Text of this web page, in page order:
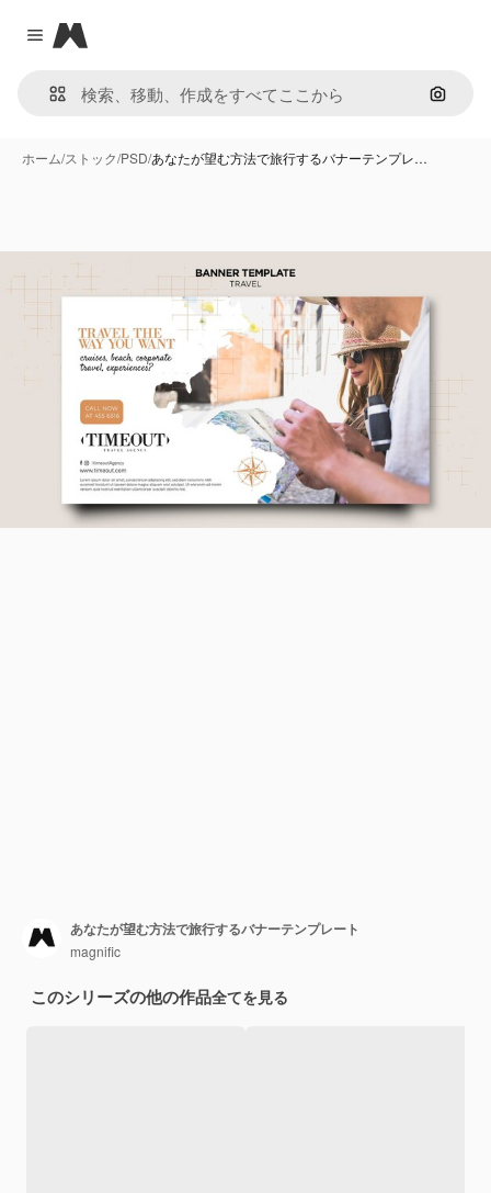
Close menu
Magnific
画像で
ホーム/ストック/PSD/あなたが望む方法で旅行するバナーテンプレ…
あなたが望む方法で旅行するバナーテンプレート
magnific
このシリーズの他の作品全てを見る